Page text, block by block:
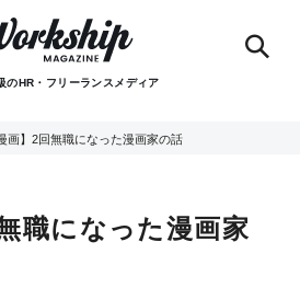
のHR・フリーランスメディア
画】2回無職になった漫画家の話
職になった漫画家